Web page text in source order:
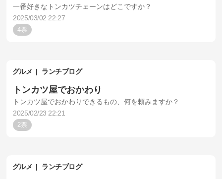
一番好きなトンカツチェーンはどこですか？
2025/03/02 22:27
4
グルメ ランチブログ
トンカツ屋でおかわり
トンカツ屋でおかわりできるもの、何を頼みますか？
2025/02/23 22:21
2
グルメ ランチブログ